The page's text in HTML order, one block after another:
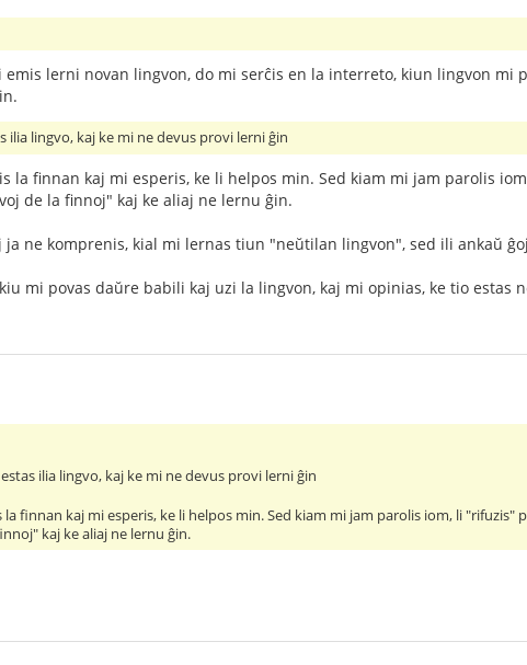
lerni novan lingvon, do mi serĉis en la interreto, kiun lingvon mi
ilia lingvo, kaj ke mi ne devus provi lerni ĝin
la finnan kaj mi esperis, ke li helpos min. Sed kiam mi jam parolis
de la finnoj" kaj ke aliaj ne lernu ĝin.
ne komprenis, kial mi lernas tiun "neŭtilan lingvon", sed ili ankaŭ
mi povas daŭre babili kaj uzi la lingvon, kaj mi opinias, ke tio estas
ilia lingvo, kaj ke mi ne devus provi lerni ĝin
finnan kaj mi esperis, ke li helpos min. Sed kiam mi jam parolis iom, li "rifuzis"
kaj ke aliaj ne lernu ĝin.